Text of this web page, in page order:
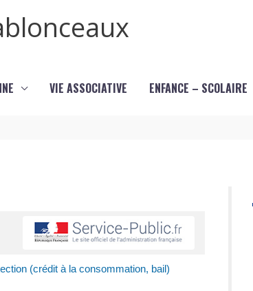
VIE ASSOCIATIVE ENFANCE – SCOLAIRE
(crédit à la consommation, bail)